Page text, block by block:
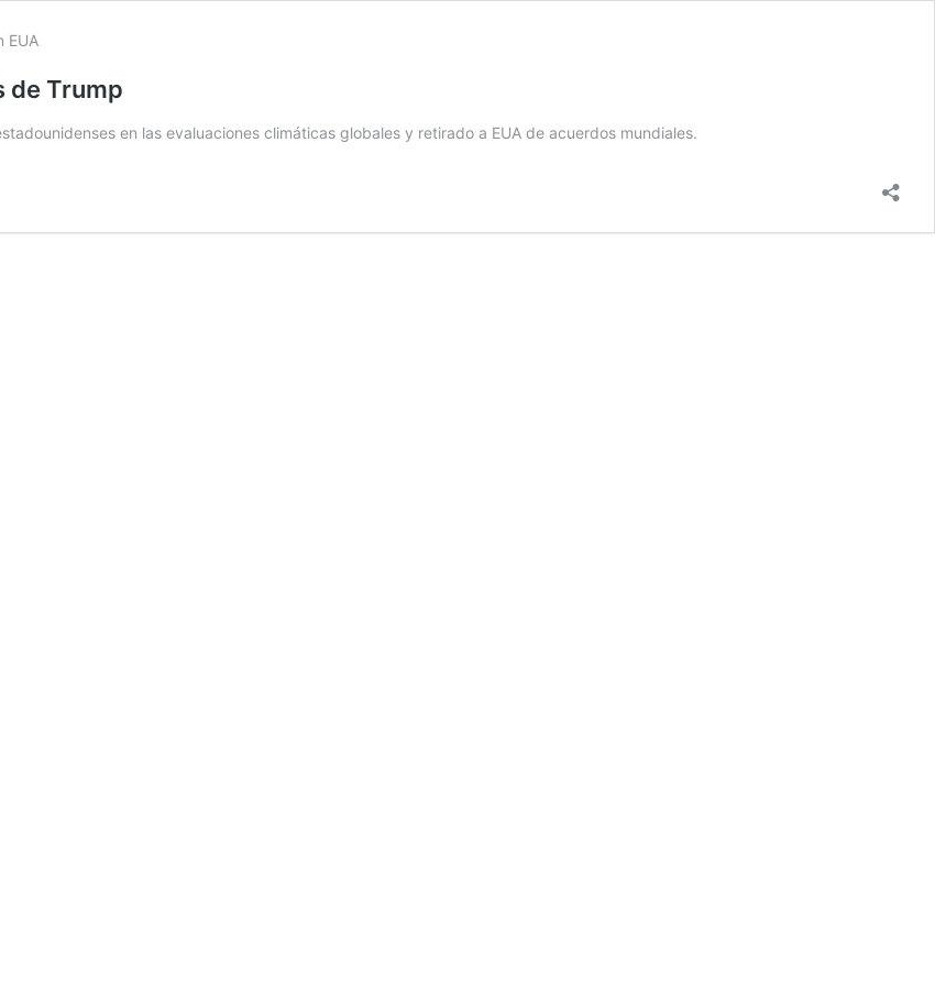
de Trump
en las evaluaciones climáticas globales y retirado a EUA de acuerdos mundiales.